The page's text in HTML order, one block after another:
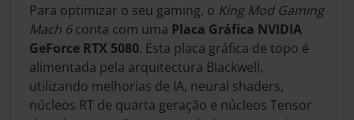
Para optimizar o seu gaming, o King Mod Gaming
Mach 6conta com uma Placa Gráfica NVIDIA
GeForce RTX 5080. Esta placa gráfica de topo é
alimentada pela arquitectura Blackwell,
utilizando melhorias de IA, neural shaders,
núcleos RT de quarta geração e núcleos Tensor